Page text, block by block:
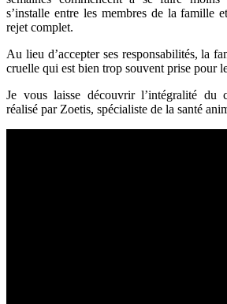
s’installe entre les membres de la famille
rejet complet.
Au lieu d’accepter ses responsabilités, la
cruelle qui est bien trop souvent prise pour
Je vous laisse découvrir l’intégralité du
réalisé par Zoetis, spécialiste de la santé